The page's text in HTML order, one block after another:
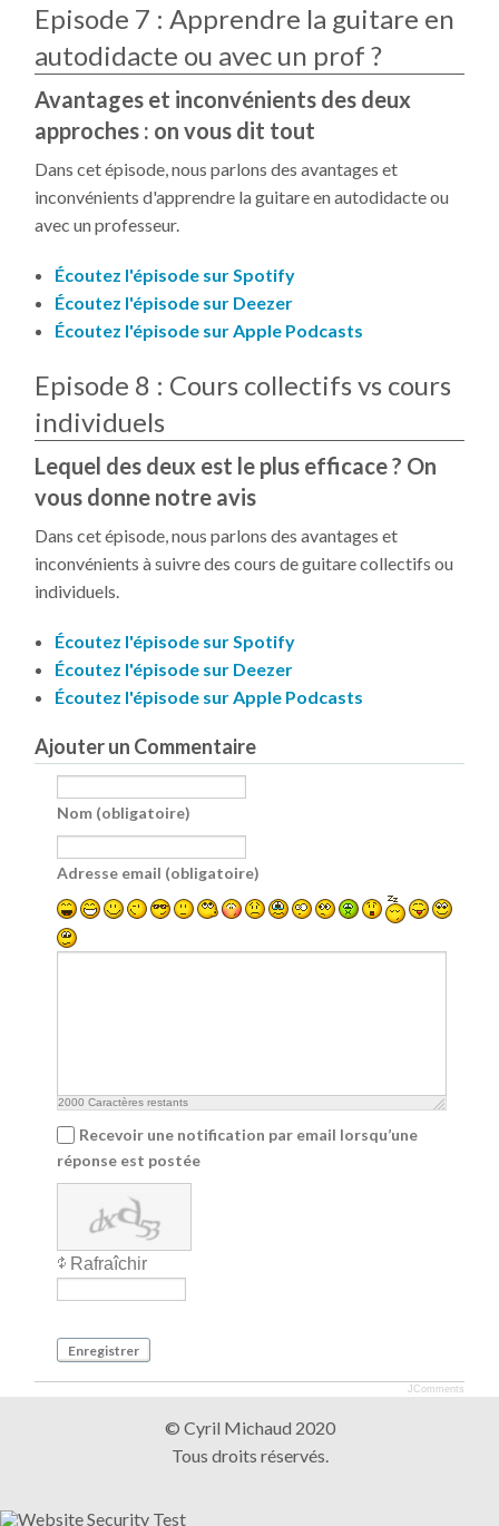
Episode 7 : Apprendre la guitare en
autodidacte ou avec un prof ?
Avantages et inconvénients des deux
approches : on vous dit tout
Dans cet épisode, nous parlons des avantages et
inconvénients d'apprendre la guitare en autodidacte ou
avec un professeur.
Écoutez l'épisode sur Spotify
Écoutez l'épisode sur Deezer
Écoutez l'épisode sur Apple Podcasts
Episode 8 : Cours collectifs vs cours
individuels
Lequel des deux est le plus efficace ? On
vous donne notre avis
Dans cet épisode, nous parlons des avantages et
inconvénients à suivre des cours de guitare collectifs ou
individuels.
Écoutez l'épisode sur Spotify
Écoutez l'épisode sur Deezer
Écoutez l'épisode sur Apple Podcasts
Ajouter un Commentaire
Nom (obligatoire)
Adresse email (obligatoire)
2000 Caractères restants
Recevoir une notification par email lorsqu’une
réponse est postée
Rafraîchir
Enregistrer
JComments
© Cyril Michaud 2020
Tous droits réservés.